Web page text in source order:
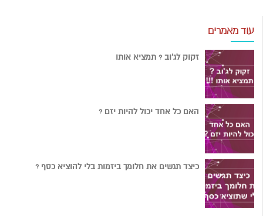
עוד מאמרים
זקוק לג'וב ? תמציא אותו
האם כל אחד יכול להיות יזם ?
כיצד תגשים את חלומך ביזמות בלי להוציא כסף ?